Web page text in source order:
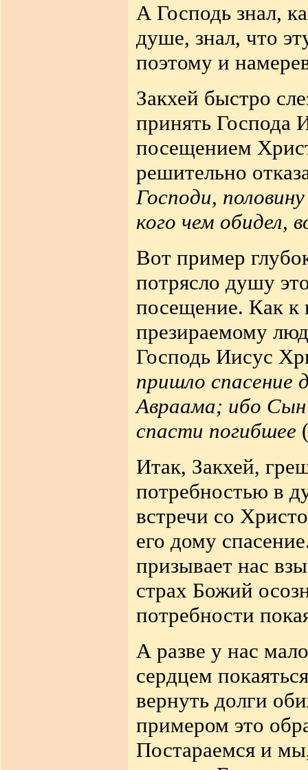
А Господь знал,
душе, знал, что
поэтому и
Закхей быстро
принять Господа
посещением
решительно
Господи,
кого чем обидел,
Вот пример
потрясло душу
посещение. Как к
презираемому
Господь Иисус
пришло спасение
Авраама; ибо Сын
спасти погибшее
Итак, Закхей,
потребностью в
встречи со
его дому
призывает нас
страх Божий
потребности
А разве у нас
сердцем
вернуть долги
примером это
Постараемся и